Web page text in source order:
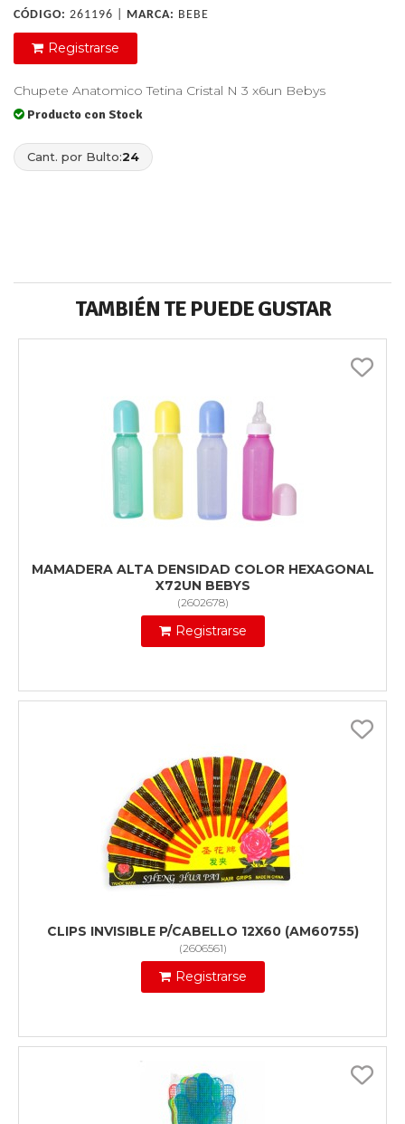
CÓDIGO: 261196 | MARCA: BEBE
Registrarse
Chupete Anatomico Tetina Cristal N 3 x6un Bebys
Producto con Stock
Cant. por Bulto:24
TAMBIÉN TE PUEDE GUSTAR
MAMADERA ALTA DENSIDAD COLOR HEXAGONAL
X72UN BEBYS
(2602678)
Registrarse
CLIPS INVISIBLE P/CABELLO 12X60 (AM60755)
(2606561)
Registrarse